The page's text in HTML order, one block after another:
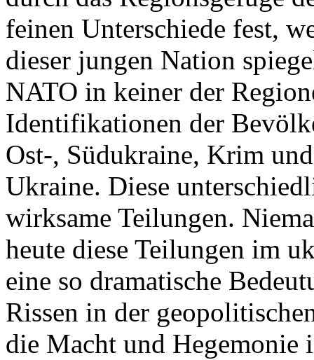
feinen Unterschiede fest,
dieser jungen Nation
NATO in keiner der
Identifikationen der
Ost-, Südukraine, Krim
Ukraine. Diese
wirksame Teilungen.
heute diese Teilungen im
eine so dramatische
Rissen in der
die Macht und Hegemonie